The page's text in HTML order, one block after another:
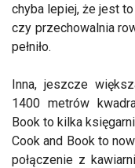
chyba lepiej, że jest
czy przechowalnia
pełniło.
Inna, jeszcze
1400 metrów
Book to kilka
Cook and Book to
połączenie z